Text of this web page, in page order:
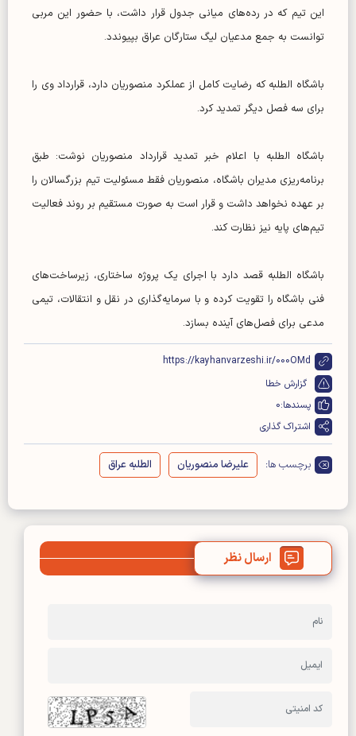
این تیم که در رده‌های میانی جدول قرار داشت، با حضور این مربی
توانست به جمع مدعیان لیگ ستارگان عراق بپیوندد.
باشگاه الطلبه که رضایت کامل از عملکرد منصوریان دارد، قرارداد وی را
برای سه فصل دیگر تمدید کرد.
باشگاه الطلبه با اعلام خبر تمدید قرارداد منصوریان نوشت: طبق
برنامه‌ریزی مدیران باشگاه، منصوریان فقط مسئولیت تیم بزرگسالان را
بر عهده نخواهد داشت و قرار است به صورت مستقیم بر روند فعالیت
تیم‌های پایه نیز نظارت کند.
باشگاه الطلبه قصد دارد با اجرای یک پروژه ساختاری، زیرساخت‌های
فنی باشگاه را تقویت کرده و با سرمایه‌گذاری در نقل و انتقالات، تیمی
مدعی برای فصل‌های آینده بسازد.
https://kayhanvarzeshi.ir/000OMd
گزارش خطا
پسندها:0
اشتراک گذاری
برچسب ها: علیرضا منصوریان الطلبه عراق
ارسال نظر